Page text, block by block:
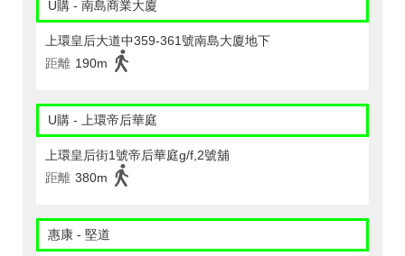
U購 - 南島商業大廈
上環皇后大道中359-361號南島大廈地下
距離 190m
U購 - 上環帝后華庭
上環皇后街1號帝后華庭g/f,2號舖
距離 380m
惠康 - 堅道